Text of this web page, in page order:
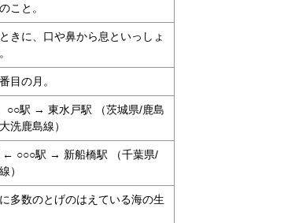
こと。
きに、口や鼻から息といっしょ
目の月。
駅 → 東水戸駅 （茨城県/鹿島
洗鹿島線）
← ○○○駅 → 新船橋駅 （千葉県/
）
多数のとげのはえている海の生